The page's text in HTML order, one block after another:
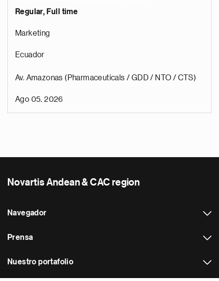
Regular, Full time
Marketing
Ecuador
Av. Amazonas (Pharmaceuticals / GDD / NTO / CTS)
Ago 05, 2026
Novartis Andean & CAC region
Navegador
Prensa
Nuestro portafolio